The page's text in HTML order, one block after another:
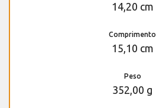
14,20 cm
Comprimento
15,10 cm
Peso
352,00 g